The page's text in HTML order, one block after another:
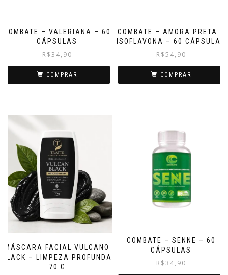
COMBATE – VALERIANA – 60
CÁPSULAS
R$34,90
COMPRAR
COMBATE – AMORA PRETA E
ISOFLAVONA – 60 CÁPSULAS
R$54,90
COMPRAR
MÁSCARA FACIAL VULCANO
BLACK – LIMPEZA PROFUNDA
70 G
COMBATE – SENNE – 60
CÁPSULAS
R$34,90